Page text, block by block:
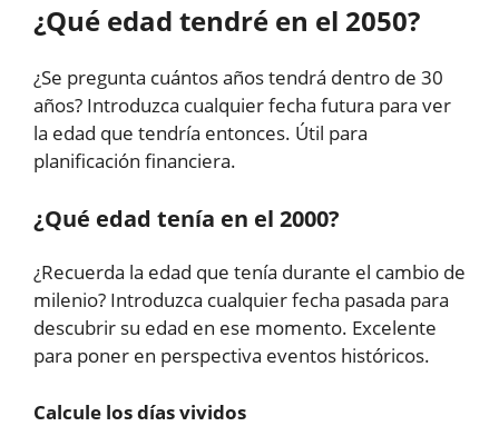
¿Qué edad tendré en el 2050?
¿Se pregunta cuántos años tendrá dentro de 30
años? Introduzca cualquier fecha futura para ver
la edad que tendría entonces. Útil para
planificación financiera.
¿Qué edad tenía en el 2000?
¿Recuerda la edad que tenía durante el cambio de
milenio? Introduzca cualquier fecha pasada para
descubrir su edad en ese momento. Excelente
para poner en perspectiva eventos históricos.
Calcule los días vividos